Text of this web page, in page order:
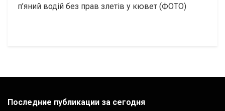
п’яний водій без прав злетів у кювет (ФОТО)
Последние публикации за сегодня